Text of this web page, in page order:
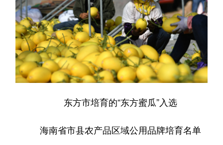
东方市培育的“东方蜜瓜”入选
海南省市县农产品区域公用品牌培育名单